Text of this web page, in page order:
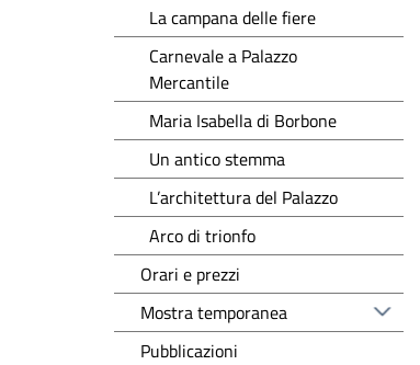
La campana delle fiere
Carnevale a Palazzo
Mercantile
Maria Isabella di Borbone
Un antico stemma
L’architettura del Palazzo
Arco di trionfo
Orari e prezzi
Mostra temporanea
Pubblicazioni